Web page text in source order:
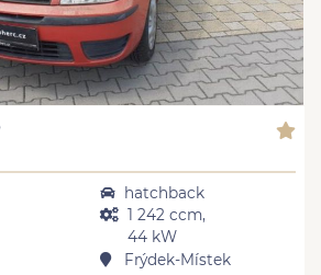
hatchback
1 242 ccm,
44 kW
Frýdek-Místek